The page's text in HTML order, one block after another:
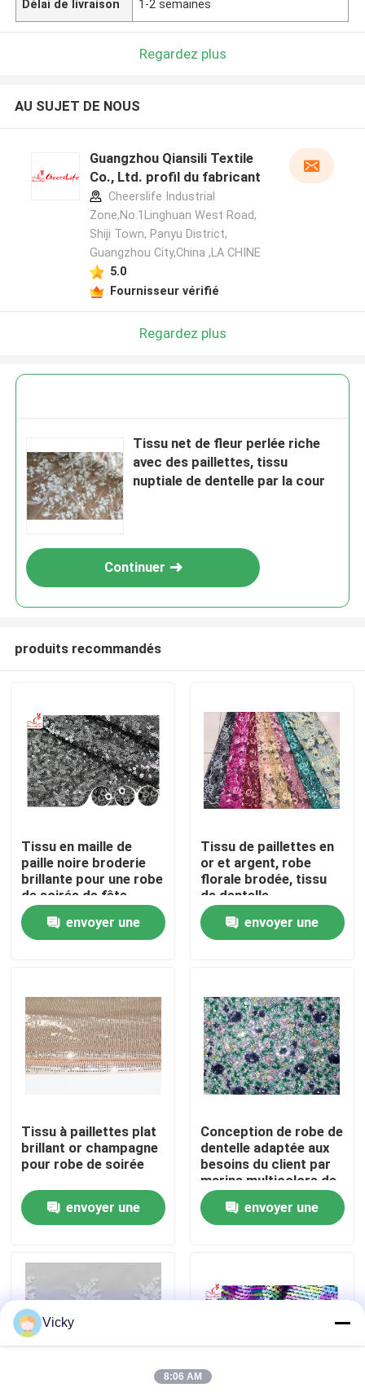
Maison
Au sujet de nous
Visite d'usine
Contrôle de qualité
Demandez une citation
Exhibition Information
tissu brodé de dentelle
équilibre brodé de dentelle
Délai de livraison 1-2 semaines
Regardez plus
AU SUJET DE NOUS
Guangzhou Qiansili Textile
Co., Ltd. profil du fabricant
Cheerslife Industrial
Zone,No.1Linghuan West Road,
Shiji Town, Panyu District,
Guangzhou City,China ,LA CHINE
5.0
Fournisseur vérifié
Regardez plus
Tissu net de fleur perlée riche
avec des paillettes, tissu
nuptiale de dentelle par la cour
Continuer
produits recommandés
Tissu en maille de
paille noire broderie
brillante pour une robe
de soirée de fête
envoyer une
Tissu de paillettes en
or et argent, robe
florale brodée, tissu
de dentelle.
envoyer une
Tissu à paillettes plat
brillant or champagne
pour robe de soirée
envoyer une
Conception de robe de
dentelle adaptée aux
besoins du client par
marine multicolore de
tissu de dentelle de la
paillette 3Denvoyer une
Vicky
8:06 AM